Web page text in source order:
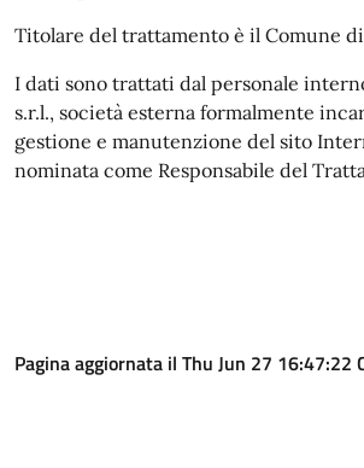
Titolare del trattamento è il Comune
I dati sono trattati dal personale
s.r.l., società esterna formalmente
gestione e manutenzione del sito
nominata come Responsabile del
Pagina aggiornata il Thu Jun 27 16:47:22